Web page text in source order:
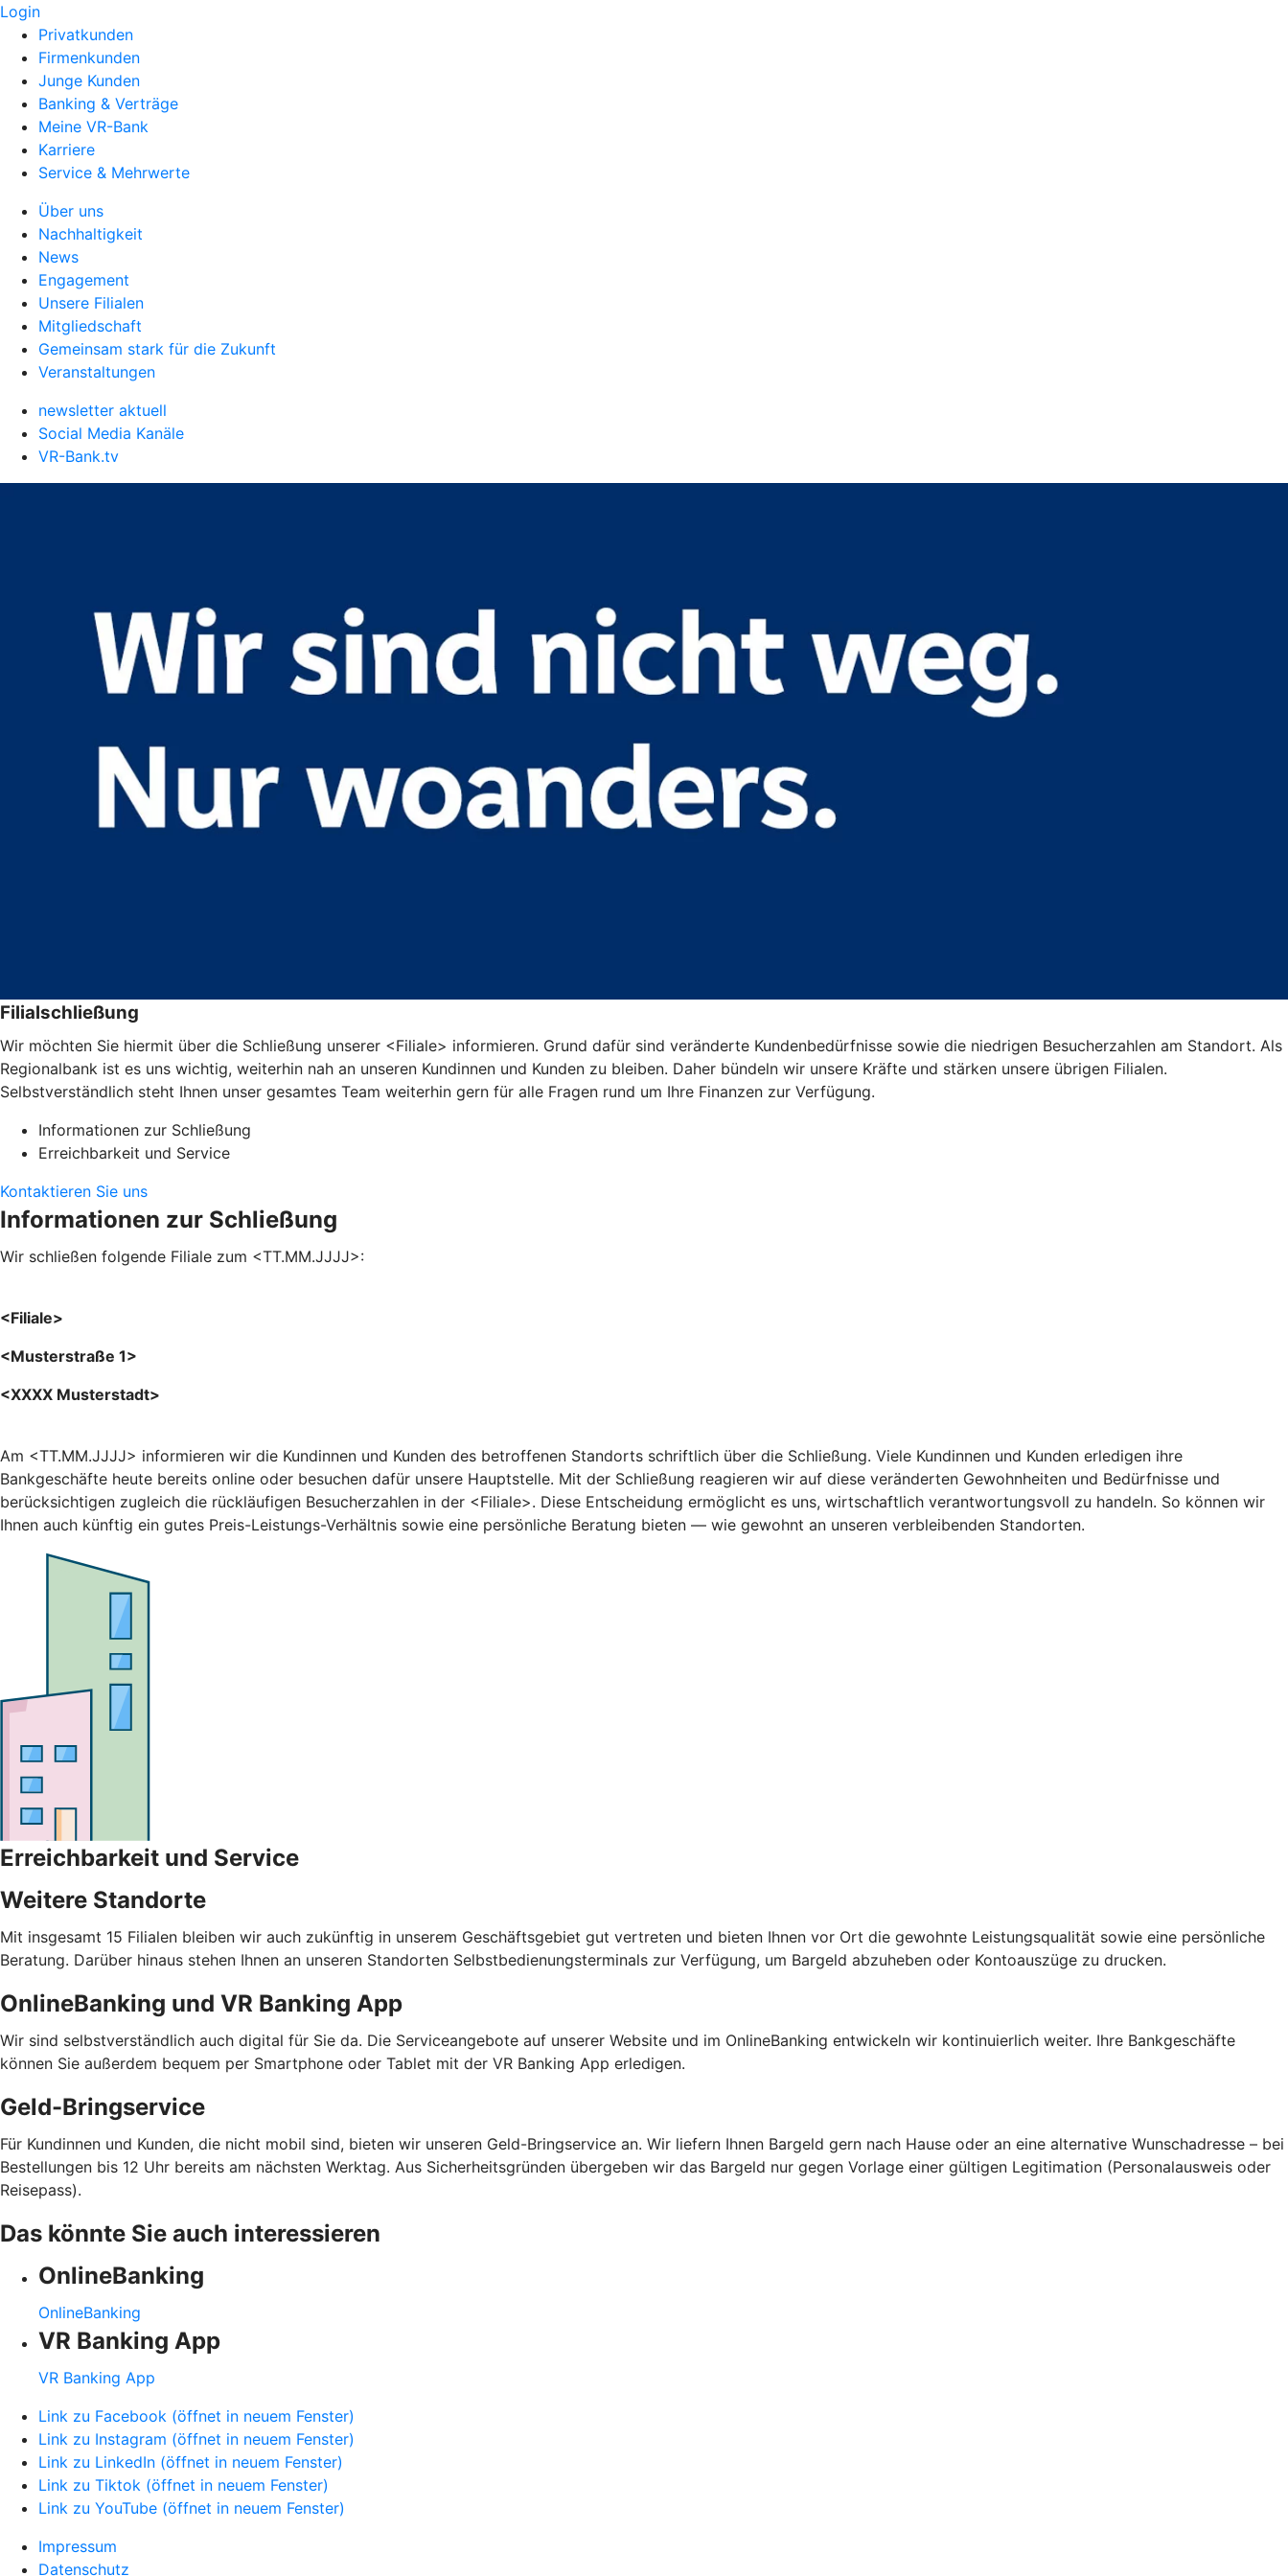
Login
Privatkunden
Firmenkunden
Junge Kunden
Banking & Verträge
Meine VR-Bank
Karriere
Service & Mehrwerte
Über uns
Nachhaltigkeit
News
Engagement
Unsere Filialen
Mitgliedschaft
Gemeinsam stark für die Zukunft
Veranstaltungen
newsletter aktuell
Social Media Kanäle
VR-Bank.tv
Filialschließung
Wir möchten Sie hiermit über die Schließung unserer <Filiale> informieren. Grund dafür sind veränderte Kundenbedürfnisse sowie die niedrigen Besucherzahlen am Standort. Als
Regionalbank ist es uns wichtig, weiterhin nah an unseren Kundinnen und Kunden zu bleiben. Daher bündeln wir unsere Kräfte und stärken unsere übrigen Filialen.
Selbstverständlich steht Ihnen unser gesamtes Team weiterhin gern für alle Fragen rund um Ihre Finanzen zur Verfügung.
Informationen zur Schließung
Erreichbarkeit und Service
Kontaktieren Sie uns
Informationen zur Schließung
Wir schließen folgende Filiale zum <TT.MM.JJJJ>:
<Filiale>
<Musterstraße 1>
<XXXX Musterstadt>
Am <TT.MM.JJJJ> informieren wir die Kundinnen und Kunden des betroffenen Standorts schriftlich über die Schließung. Viele Kundinnen und Kunden erledigen ihre
Bankgeschäfte heute bereits online oder besuchen dafür unsere Hauptstelle. Mit der Schließung reagieren wir auf diese veränderten Gewohnheiten und Bedürfnisse und
berücksichtigen zugleich die rückläufigen Besucherzahlen in der <Filiale>. Diese Entscheidung ermöglicht es uns, wirtschaftlich verantwortungsvoll zu handeln. So können wir
Ihnen auch künftig ein gutes Preis-Leistungs-Verhältnis sowie eine persönliche Beratung bieten — wie gewohnt an unseren verbleibenden Standorten.
Erreichbarkeit und Service
Weitere Standorte
Mit insgesamt 15 Filialen bleiben wir auch zukünftig in unserem Geschäftsgebiet gut vertreten und bieten Ihnen vor Ort die gewohnte Leistungsqualität sowie eine persönliche
Beratung. Darüber hinaus stehen Ihnen an unseren Standorten Selbstbedienungsterminals zur Verfügung, um Bargeld abzuheben oder Kontoauszüge zu drucken.
OnlineBanking und VR Banking App
Wir sind selbstverständlich auch digital für Sie da. Die Serviceangebote auf unserer Website und im OnlineBanking entwickeln wir kontinuierlich weiter. Ihre Bankgeschäfte
können Sie außerdem bequem per Smartphone oder Tablet mit der VR Banking App erledigen.
Geld-Bringservice
Für Kundinnen und Kunden, die nicht mobil sind, bieten wir unseren Geld-Bringservice an. Wir liefern Ihnen Bargeld gern nach Hause oder an eine alternative Wunschadresse – bei
Bestellungen bis 12 Uhr bereits am nächsten Werktag. Aus Sicherheitsgründen übergeben wir das Bargeld nur gegen Vorlage einer gültigen Legitimation (Personalausweis oder
Reisepass).
Das könnte Sie auch interessieren
OnlineBanking
OnlineBanking
VR Banking App
VR Banking App
Link zu Facebook (öffnet in neuem Fenster)
Link zu Instagram (öffnet in neuem Fenster)
Link zu LinkedIn (öffnet in neuem Fenster)
Link zu Tiktok (öffnet in neuem Fenster)
Link zu YouTube (öffnet in neuem Fenster)
Impressum
Datenschutz